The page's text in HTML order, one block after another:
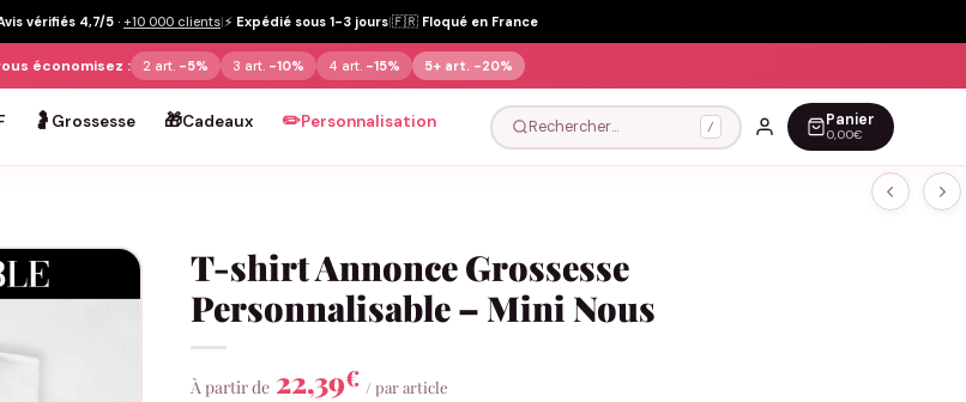
vérifiés 4,7/5 · +10 000 clients|⚡ Expédié sous 1-3 jours|🇫🇷 Floqué en France
économisez : 2 art. -5% 3 art. -10% 4 art. -15% 5+ art. -20%
🤰 Grossesse 🎁Cadeaux ✏️Personnalisation Rechercher… / Panier
0,00€
T-shirt Annonce Grossesse
Personnalisable – Mini Nous
À partir de 22,39€ / par article